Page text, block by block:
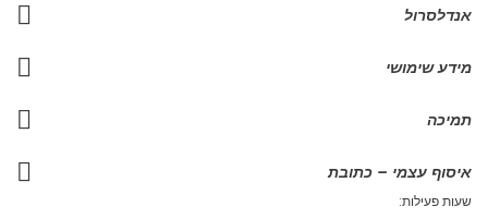
אנדלסרול
מידע שימושי
תמיכה
איסוף עצמי – כתובת
שעות פעילות: